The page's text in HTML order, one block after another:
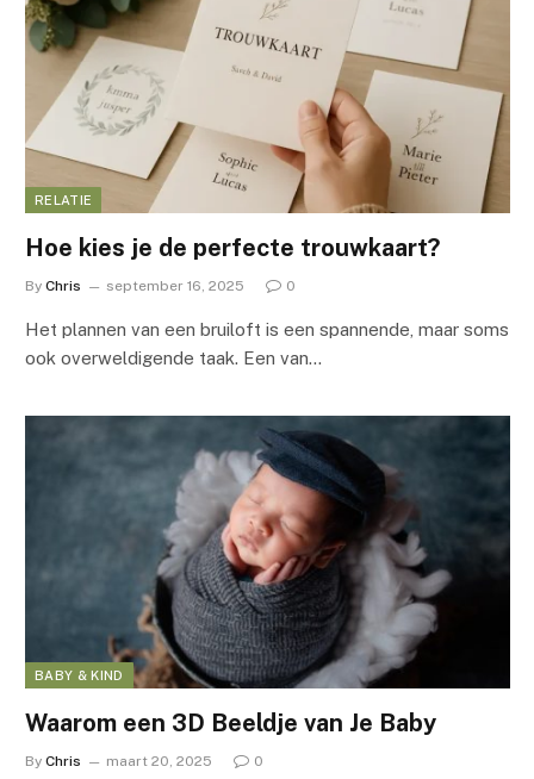
RELATIE
Hoe kies je de perfecte trouwkaart?
By Chris september 16, 2025 0
Het plannen van een bruiloft is een spannende, maar soms
ook overweldigende taak. Een van…
BABY & KIND
Waarom een 3D Beeldje van Je Baby
By Chris maart 20, 2025 0